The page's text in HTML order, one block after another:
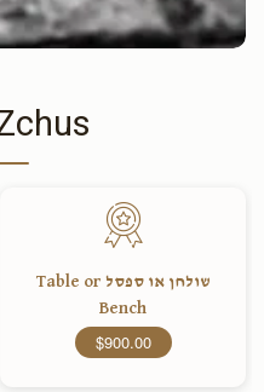
שולחן או ספסל Table or
Bench
$900.00